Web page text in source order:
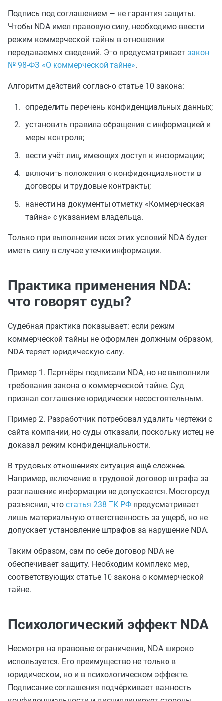
Подпись под соглашением — не гарантия защиты.
Чтобы NDA имел правовую силу, необходимо ввести
режим коммерческой тайны в отношении
передаваемых сведений. Это предусматривает закон
№ 98-ФЗ «О коммерческой тайне».
Алгоритм действий согласно статье 10 закона:
определить перечень конфиденциальных данных;
установить правила обращения с информацией и
меры контроля;
вести учёт лиц, имеющих доступ к информации;
включить положения о конфиденциальности в
договоры и трудовые контракты;
нанести на документы отметку «Коммерческая
тайна» с указанием владельца.
Только при выполнении всех этих условий NDA будет
иметь силу в случае утечки информации.
Практика применения NDA:
что говорят суды?
Судебная практика показывает: если режим
коммерческой тайны не оформлен должным образом,
NDA теряет юридическую силу.
Пример 1. Партнёры подписали NDA, но не выполнили
требования закона о коммерческой тайне. Суд
признал соглашение юридически несостоятельным.
Пример 2. Разработчик потребовал удалить чертежи с
сайта компании, но суды отказали, поскольку истец не
доказал режим конфиденциальности.
В трудовых отношениях ситуация ещё сложнее.
Например, включение в трудовой договор штрафа за
разглашение информации не допускается. Мосгорсуд
разъяснил, что статья 238 ТК РФ предусматривает
лишь материальную ответственность за ущерб, но не
допускает установление штрафов за нарушение NDA.
Таким образом, сам по себе договор NDA не
обеспечивает защиту. Необходим комплекс мер,
соответствующих статье 10 закона о коммерческой
тайне.
Психологический эффект NDA
Несмотря на правовые ограничения, NDA широко
используется. Его преимущество не только в
юридическом, но и в психологическом эффекте.
Подписание соглашения подчёркивает важность